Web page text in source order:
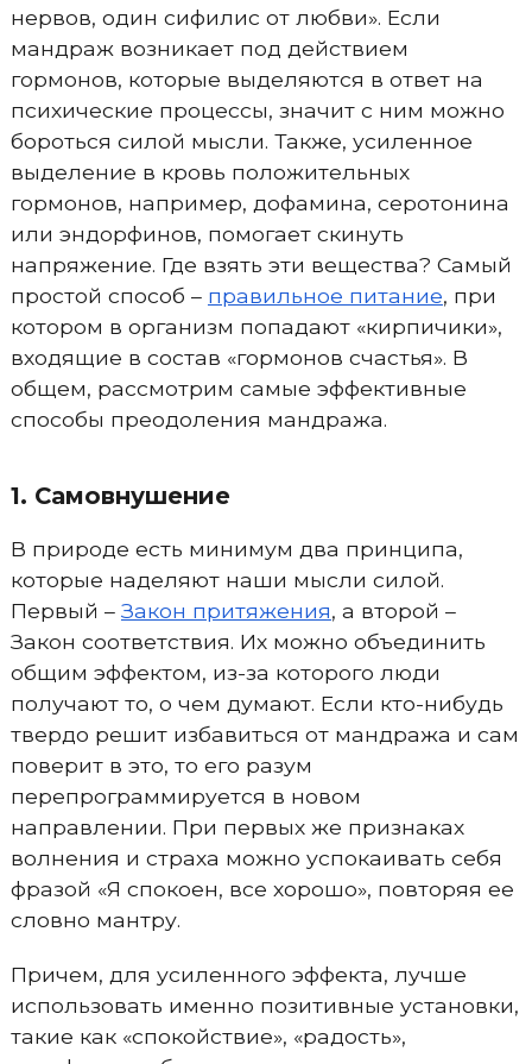
нервов, один сифилис от любви». Если
мандраж возникает под действием
гормонов, которые выделяются в ответ на
психические процессы, значит с ним можно
бороться силой мысли. Также, усиленное
выделение в кровь положительных
гормонов, например, дофамина, серотонина
или эндорфинов, помогает скинуть
напряжение. Где взять эти вещества? Самый
простой способ – правильное питание, при
котором в организм попадают «кирпичики»,
входящие в состав «гормонов счастья». В
общем, рассмотрим самые эффективные
способы преодоления мандража.
1. Самовнушение
В природе есть минимум два принципа,
которые наделяют наши мысли силой.
Первый – Закон притяжения, а второй –
Закон соответствия. Их можно объединить
общим эффектом, из-за которого люди
получают то, о чем думают. Если кто-нибудь
твердо решит избавиться от мандража и сам
поверит в это, то его разум
перепрограммируется в новом
направлении. При первых же признаках
волнения и страха можно успокаивать себя
фразой «Я спокоен, все хорошо», повторяя ее
словно мантру.
Причем, для усиленного эффекта, лучше
использовать именно позитивные установки,
такие как «спокойствие», «радость»,